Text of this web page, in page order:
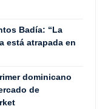
Badía: “La
está atrapada en
dominicano
de